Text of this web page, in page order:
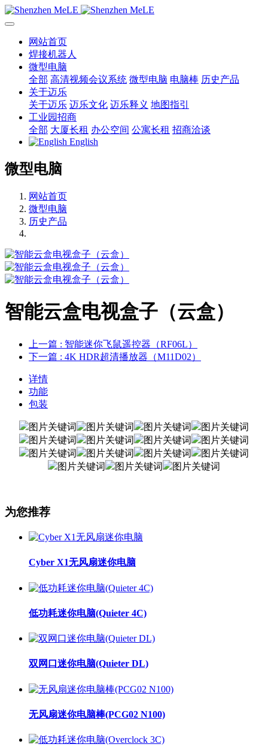
网站首页
焊接机器人
微型电脑
全部 高清视频会议系统 微型电脑 电脑棒 历史产品
关于迈乐
关于迈乐 迈乐文化 迈乐释义 地图指引
工业园招商
全部 大厦长租 办公空间 公寓长租 招商洽谈
English
微型电脑
网站首页
微型电脑
历史产品
智能云盒电视盒子（云盒）
上一篇 : 智能迷你飞鼠遥控器（RF06L）
下一篇 : 4K HDR超清播放器（M11D02）
详情
功能
包装
为您推荐
Cyber X1无风扇迷你电脑
低功耗迷你电脑(Quieter 4C)
双网口迷你电脑(Quieter DL)
无风扇迷你电脑棒(PCG02 N100)